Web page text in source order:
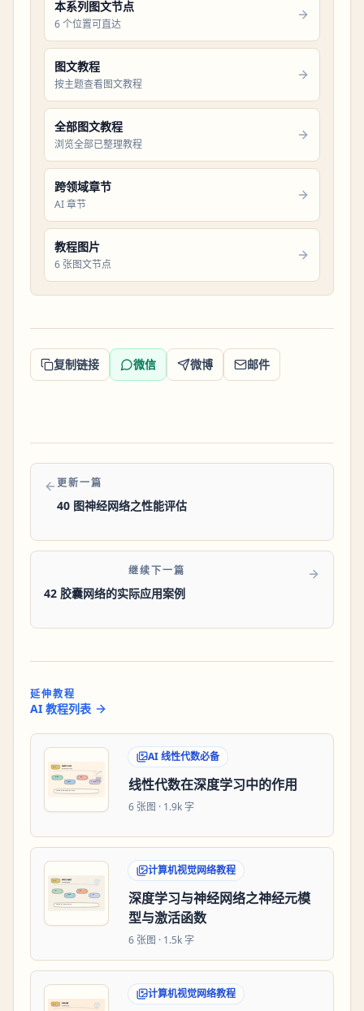
本系列图文节点
6 个位置可直达
图文教程
按主题查看图文教程
全部图文教程
浏览全部已整理教程
跨领域章节
AI 章节
教程图片
6 张图文节点
复制链接 微信 微博 邮件
更新一篇
40 图神经网络之性能评估
继续下一篇
42 胶囊网络的实际应用案例
延伸教程
AI 教程列表
AI 线性代数必备
线性代数在深度学习中的作用
6 张图 · 1.9k 字
计算机视觉网络教程
深度学习与神经网络之神经元模
型与激活函数
6 张图 · 1.5k 字
计算机视觉网络教程